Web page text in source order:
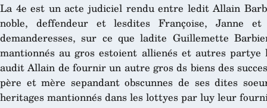
La 4e est un acte judiciel rendu entre ledit Allain
noble, deffendeur et lesdites Françoise, Janne
demanderesses, sur ce que ladite Guillemette
mantionnés au gros estoient allienés et autres
audit Allain de fournir un autre gros ds biens des
père et mère sepandant obscunnes de ses dites
heritages mantionnés dans les lottyes par luy leur